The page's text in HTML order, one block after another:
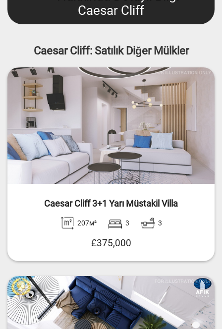
Caesar Cliff
Caesar Cliff: Satılık Diğer Mülkler
Caesar Cliff 3+1 Yarı Müstakil Villa
207м² 3 3
£375,000